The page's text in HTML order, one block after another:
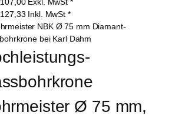
127,33 Inkl. MwSt *
Ø 75 mm,